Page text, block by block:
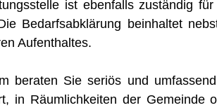
ist ebenfalls zuständig
Bedarfsabklärung beinhaltet
Aufenthaltes.
beraten Sie seriös und
in Räumlichkeiten der